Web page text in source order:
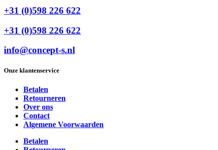
+31 (0)598 226 622
+31 (0)598 226 622
info@concept-s.nl
Onze klantenservice
Betalen
Retourneren
Over ons
Contact
Algemene Voorwaarden
Betalen